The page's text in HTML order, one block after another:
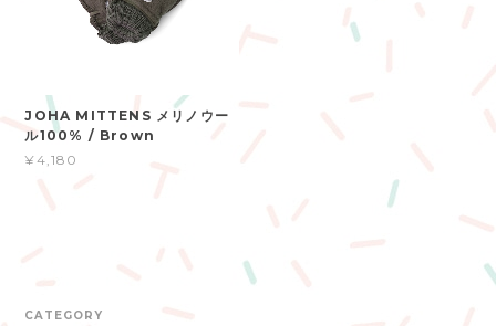
JOHA MITTENS メリノウー
ル100% / Brown
¥4,180
CATEGORY